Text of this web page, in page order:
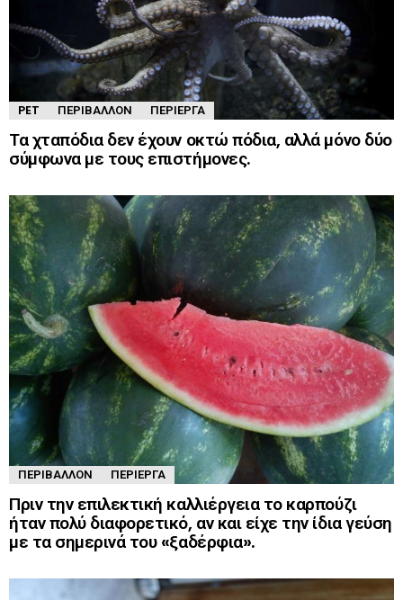
PET ΠΕΡΙΒΆΛΛΟΝ ΠΕΡΊΕΡΓΑ
Τα χταπόδια δεν έχουν οκτώ πόδια, αλλά μόνο δύο
σύμφωνα με τους επιστήμονες.
ΠΕΡΙΒΆΛΛΟΝ ΠΕΡΊΕΡΓΑ
Πριν την επιλεκτική καλλιέργεια το καρπούζι
ήταν πολύ διαφορετικό, αν και είχε την ίδια γεύση
με τα σημερινά του «ξαδέρφια».